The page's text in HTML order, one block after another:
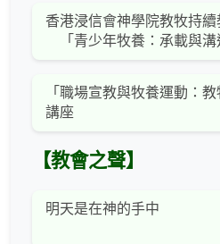
香港浸信會神學院教牧持續
「青少年牧養：承載與溝
「職場宣教與牧養運動：
講座
【教會之聲】
明天是在神的手中